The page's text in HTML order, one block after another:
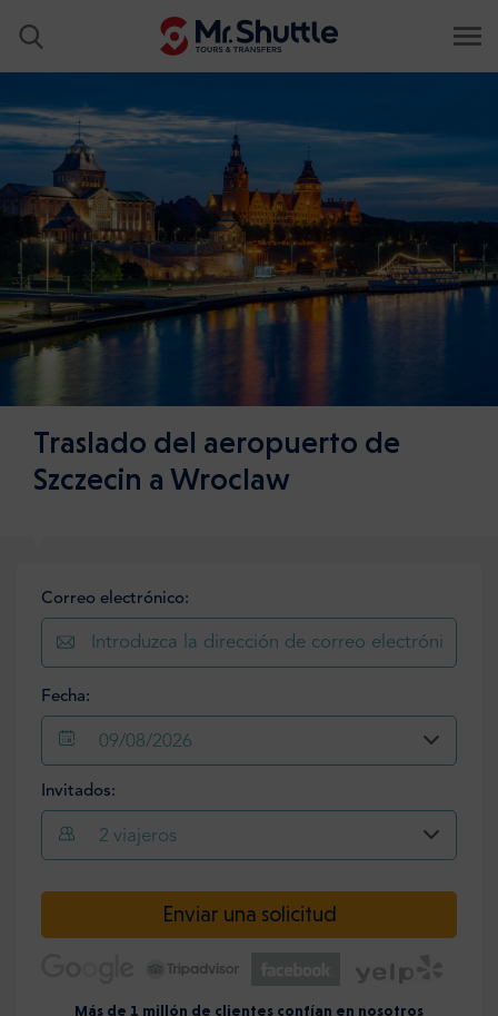
Traslado del aeropuerto de
Szczecin a Wroclaw
Correo electrónico:
Fecha:
09/08/2026
Invitados:
2 viajeros
Enviar una solicitud
Más de 1 millón de clientes confían en nosotros